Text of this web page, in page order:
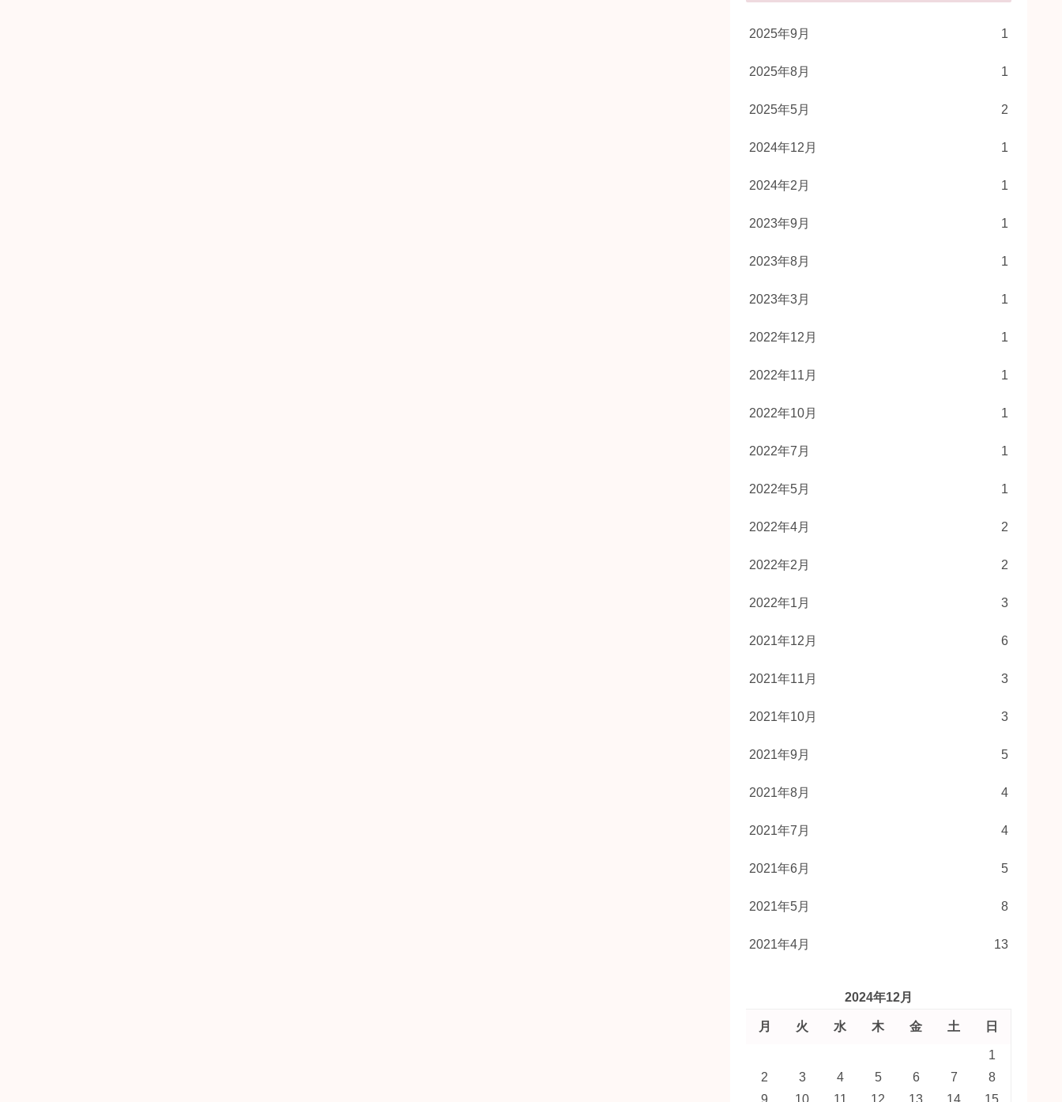
2025年9月 1
2025年8月 1
2025年5月 2
2024年12月 1
2024年2月 1
2023年9月 1
2023年8月 1
2023年3月 1
2022年12月 1
2022年11月 1
2022年10月 1
2022年7月 1
2022年5月 1
2022年4月 2
2022年2月 2
2022年1月 3
2021年12月 6
2021年11月 3
2021年10月 3
2021年9月 5
2021年8月 4
2021年7月 4
2021年6月 5
2021年5月 8
2021年4月 13
2024年12月
月 火 水 木 金 土 日
1
2
3 4 5 6 7
8